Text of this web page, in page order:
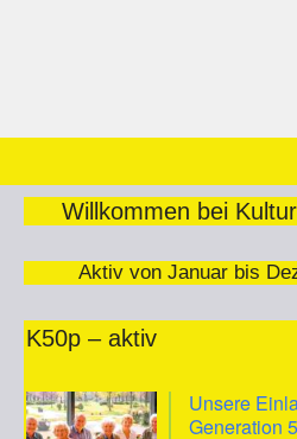
Willkommen bei
Aktiv von Januar bis
K50p – aktiv
Unsere
Generation